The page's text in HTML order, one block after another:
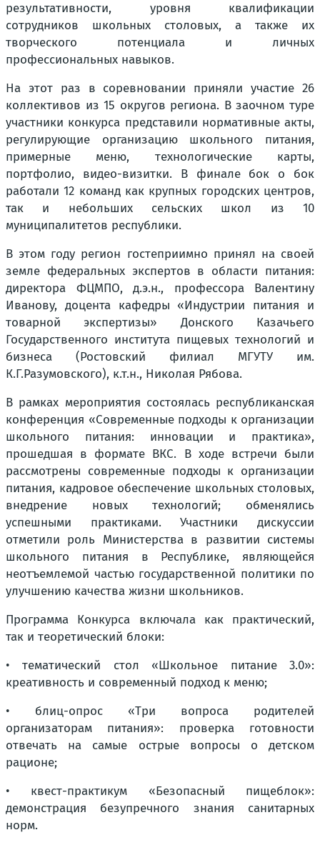
результативности, уровня квалификации
сотрудников школьных столовых, а также их
творческого потенциала и личных
профессиональных навыков.
На этот раз в соревновании приняли участие 26
коллективов из 15 округов региона. В заочном туре
участники конкурса представили нормативные акты,
регулирующие организацию школьного питания,
примерные меню, технологические карты,
портфолио, видео-визитки. В финале бок о бок
работали 12 команд как крупных городских центров,
так и небольших сельских школ из 10
муниципалитетов республики.
В этом году регион гостеприимно принял на своей
земле федеральных экспертов в области питания:
директора ФЦМПО, д.э.н., профессора Валентину
Иванову, доцента кафедры «Индустрии питания и
товарной экспертизы» Донского Казачьего
Государственного института пищевых технологий и
бизнеса (Ростовский филиал МГУТУ им.
К.Г.Разумовского), к.т.н., Николая Рябова.
В рамках мероприятия состоялась республиканская
конференция «Современные подходы к организации
школьного питания: инновации и практика»,
прошедшая в формате ВКС. В ходе встречи были
рассмотрены современные подходы к организации
питания, кадровое обеспечение школьных столовых,
внедрение новых технологий; обменялись
успешными практиками. Участники дискуссии
отметили роль Министерства в развитии системы
школьного питания в Республике, являющейся
неотъемлемой частью государственной политики по
улучшению качества жизни школьников.
Программа Конкурса включала как практический,
так и теоретический блоки:
• тематический стол «Школьное питание 3.0»:
креативность и современный подход к меню;
• блиц-опрос «Три вопроса родителей
организаторам питания»: проверка готовности
отвечать на самые острые вопросы о детском
рационе;
• квест-практикум «Безопасный пищеблок»:
демонстрация безупречного знания санитарных
норм.